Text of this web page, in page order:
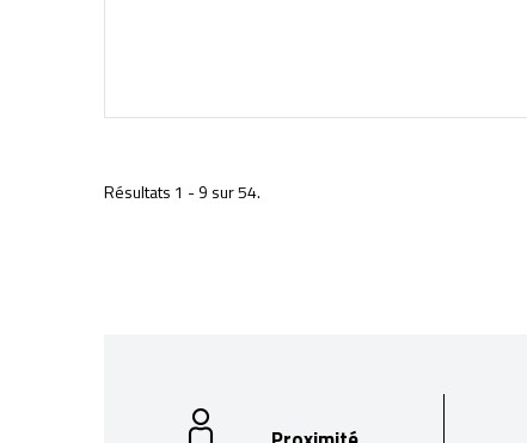
Résultats 1 - 9 sur 54.